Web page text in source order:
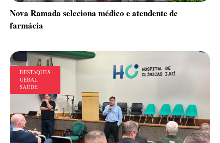
Nova Ramada seleciona médico e atendente de
farmácia
DESTAQUES
GERAL
SAÚDE